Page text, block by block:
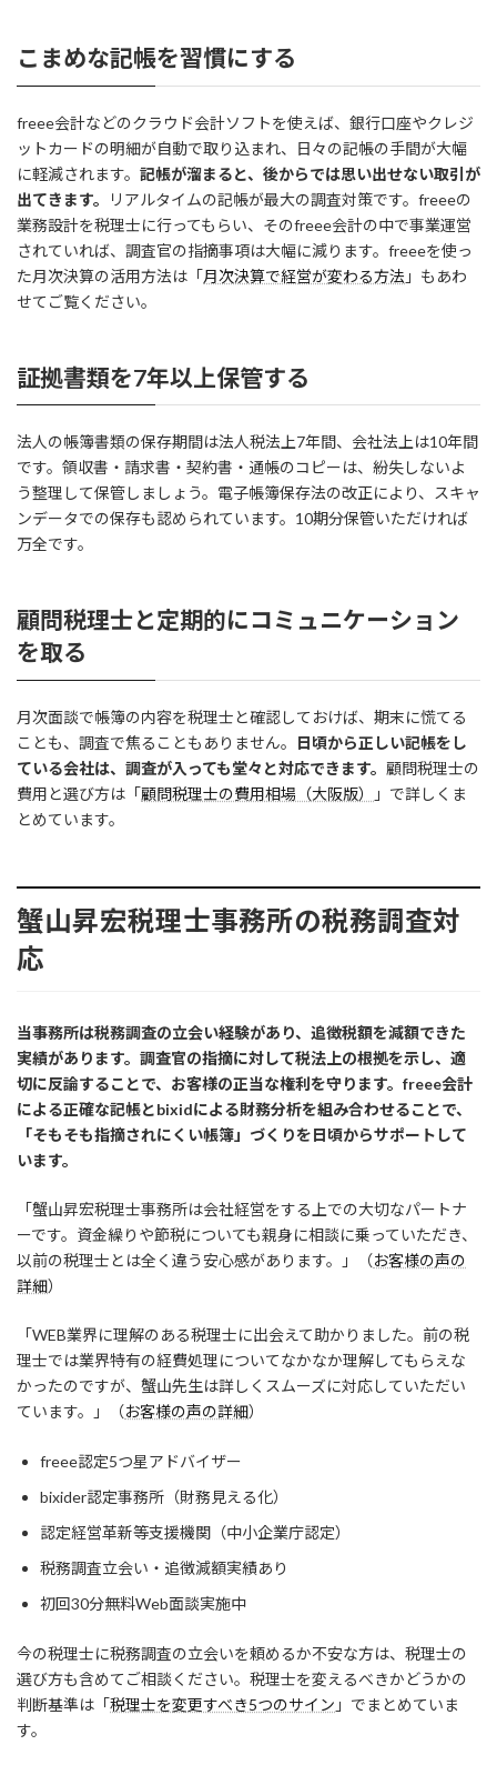
こまめな記帳を習慣にする
freee会計などのクラウド会計ソフトを使えば、銀行口座やクレジ
ットカードの明細が自動で取り込まれ、日々の記帳の手間が大幅
に軽減されます。 記帳が溜まると、後からでは思い出せない取引が
出てきます。
リアルタイムの記帳が最大の調査対策です。freeeの
業務設計を税理士に行ってもらい、そのfreee会計の中で事業運営
されていれば、調査官の指摘事項は大幅に減ります。freeeを使っ
た月次決算の活用方法は「月次決算で経営が変わる方法 」もあわ
せてご覧ください。
証拠書類を7年以上保管する
法人の帳簿書類の保存期間は法人税法上7年間、会社法上は10年間
です。領収書・請求書・契約書・通帳のコピーは、紛失しないよ
う整理して保管しましょう。電子帳簿保存法の改正により、スキャ
ンデータでの保存も認められています。10期分保管いただければ
万全です。
顧問税理士と定期的にコミュニケーション
を取る
月次面談で帳簿の内容を税理士と確認しておけば、期末に慌てる
ことも、調査で焦ることもありません。
日頃から正しい記帳をし
ている会社は、調査が入っても堂々と対応できます。 顧問税理士の
費用と選び方は「顧問税理士の費用相場（大阪版）
」で詳しくま
とめています。
蟹山昇宏税理士事務所の税務調査対
応
当事務所は税務調査の立会い経験があり、追徴税額を減額できた
実績があります。調査官の指摘に対して税法上の根拠を示し、適
切に反論することで、お客様の正当な権利を守ります。freee会計
による正確な記帳とbixidによる財務分析を組み合わせることで、
「そもそも指摘されにくい帳簿」づくりを日頃からサポートして
います。
「蟹山昇宏税理士事務所は会社経営をする上での大切なパートナ
ーです。資金繰りや節税についても親身に相談に乗っていただき、
以前の税理士とは全く違う安心感があります。」（お客様の声の
詳細）
「WEB業界に理解のある税理士に出会えて助かりました。前の税
理士では業界特有の経費処理についてなかなか理解してもらえな
かったのですが、蟹山先生は詳しくスムーズに対応していただい
ています。」（お客様の声の詳細）
freee認定5つ星アドバイザー
bixider認定事務所（財務見える化）
認定経営革新等支援機関（中小企業庁認定）
税務調査立会い・追徴減額実績あり
初回30分無料Web面談実施中
今の税理士に税務調査の立会いを頼めるか不安な方は、税理士の
選び方も含めてご相談ください。税理士を変えるべきかどうかの
判断基準は「税理士を変更すべき5つのサイン 」でまとめていま
す。